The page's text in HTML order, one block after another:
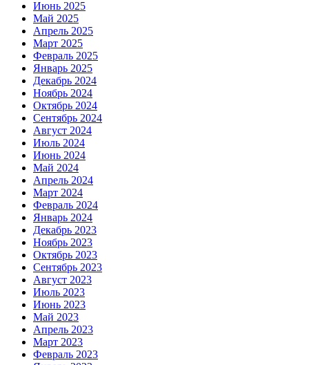
Июнь 2025
Май 2025
Апрель 2025
Март 2025
Февраль 2025
Январь 2025
Декабрь 2024
Ноябрь 2024
Октябрь 2024
Сентябрь 2024
Август 2024
Июль 2024
Июнь 2024
Май 2024
Апрель 2024
Март 2024
Февраль 2024
Январь 2024
Декабрь 2023
Ноябрь 2023
Октябрь 2023
Сентябрь 2023
Август 2023
Июль 2023
Июнь 2023
Май 2023
Апрель 2023
Март 2023
Февраль 2023